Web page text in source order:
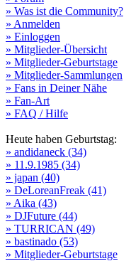
» Was ist die Community?
» Anmelden
» Einloggen
» Mitglieder-Übersicht
» Mitglieder-Geburtstage
» Mitglieder-Sammlungen
» Fans in Deiner Nähe
» Fan-Art
» FAQ / Hilfe
Heute haben Geburtstag:
» andidaneck (34)
» 11.9.1985 (34)
» japan (40)
» DeLoreanFreak (41)
» Aika (43)
» DJFuture (44)
» TURRICAN (49)
» bastinado (53)
» Mitglieder-Geburtstage